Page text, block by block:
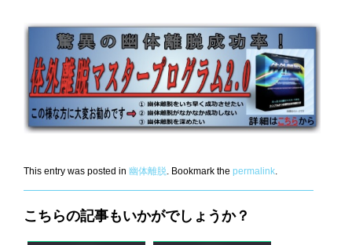
This entry was posted in 幽体離脱 . Bookmark the permalink
こちらの記事もいかがでしょうか？